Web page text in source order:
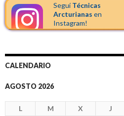
SeguíTécnicas
Arcturianas en
Instagram!
CALENDARIO
AGOSTO 2026
L M X J